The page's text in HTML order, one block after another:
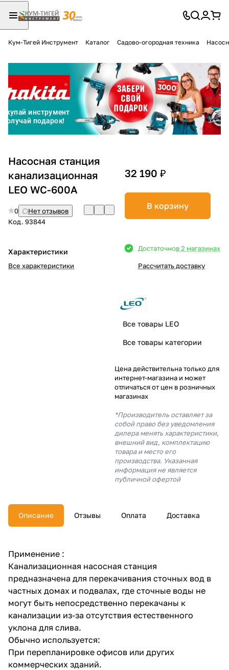
Кум-Тигей Инструмент Каталог Садово-огородная техника
Насосная станция
канализационная
LEO WC-600A
0
Нет отзывов
Код. 93844
Характеристики
Все характеристики
32 190 ₽
В корзину
Достаточнов 2 магазинах
Рассчитать доставку
Все товары LEO
Все товары категории
Цена действительна только для
интернет-магазина и может
отличаться от цен в розничных
магазинах
*Производитель оставляет за
собой право без уведомления
дилера менять характеристики,
внешний вид, комплектацию
товара и место его
производства. Указанная
информация не является
публичной офертой
Описание Отзывы Оплата Доставка
Применение :
Канализационная насосная станция
предназначена для перекачивания сточных вод в
частных домах и подвалах, где сточные воды не
могут быть непосредственно перекачаны к
канализации из-за отсутствия естественного
уклона для слива.
Обычно используется:
При перепланировке офисов или других
коммерческих зданий.
Разбейте
оплатуна части
без переплат
График платежей
Сегодня
в корзину
% картой любого банка
% будут
с вашей карты